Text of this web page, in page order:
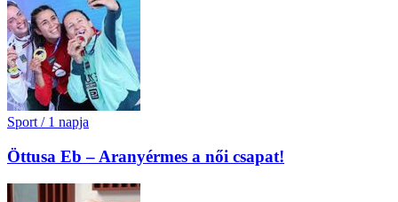
Sport / 1 napja
Öttusa Eb – Aranyérmes a női csapat!